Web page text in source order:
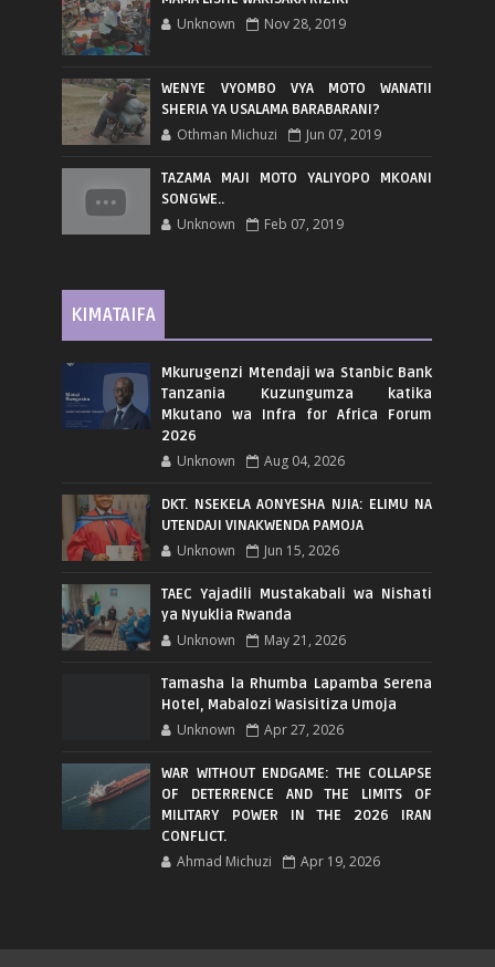
Unknown Nov 28, 2019
WENYE VYOMBO VYA MOTO WANATII
SHERIA YA USALAMA BARABARANI?
Othman Michuzi Jun 07, 2019
TAZAMA MAJI MOTO YALIYOPO MKOANI
SONGWE..
Unknown Feb 07, 2019
KIMATAIFA
Mkurugenzi Mtendaji wa Stanbic Bank
Tanzania Kuzungumza katika
Mkutano wa Infra for Africa Forum
2026
Unknown Aug 04, 2026
DKT. NSEKELA AONYESHA NJIA: ELIMU NA
UTENDAJI VINAKWENDA PAMOJA
Unknown Jun 15, 2026
TAEC Yajadili Mustakabali wa Nishati
ya Nyuklia Rwanda
Unknown May 21, 2026
Tamasha la Rhumba Lapamba Serena
Hotel, Mabalozi Wasisitiza Umoja
Unknown Apr 27, 2026
WAR WITHOUT ENDGAME: THE COLLAPSE
OF DETERRENCE AND THE LIMITS OF
MILITARY POWER IN THE 2026 IRAN
CONFLICT.
Ahmad Michuzi Apr 19, 2026